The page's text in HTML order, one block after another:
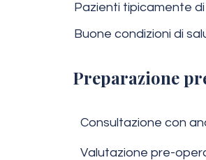
Pazienti tipicamente
Buone condizioni di
Preparazione
Consultazione con
Valutazione pre-